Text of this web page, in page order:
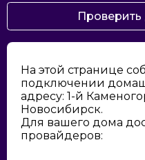
Проверить
На этой странице
подключении
адресу: 1-й
Новосибирск.
Для вашего дома
провайдеров: